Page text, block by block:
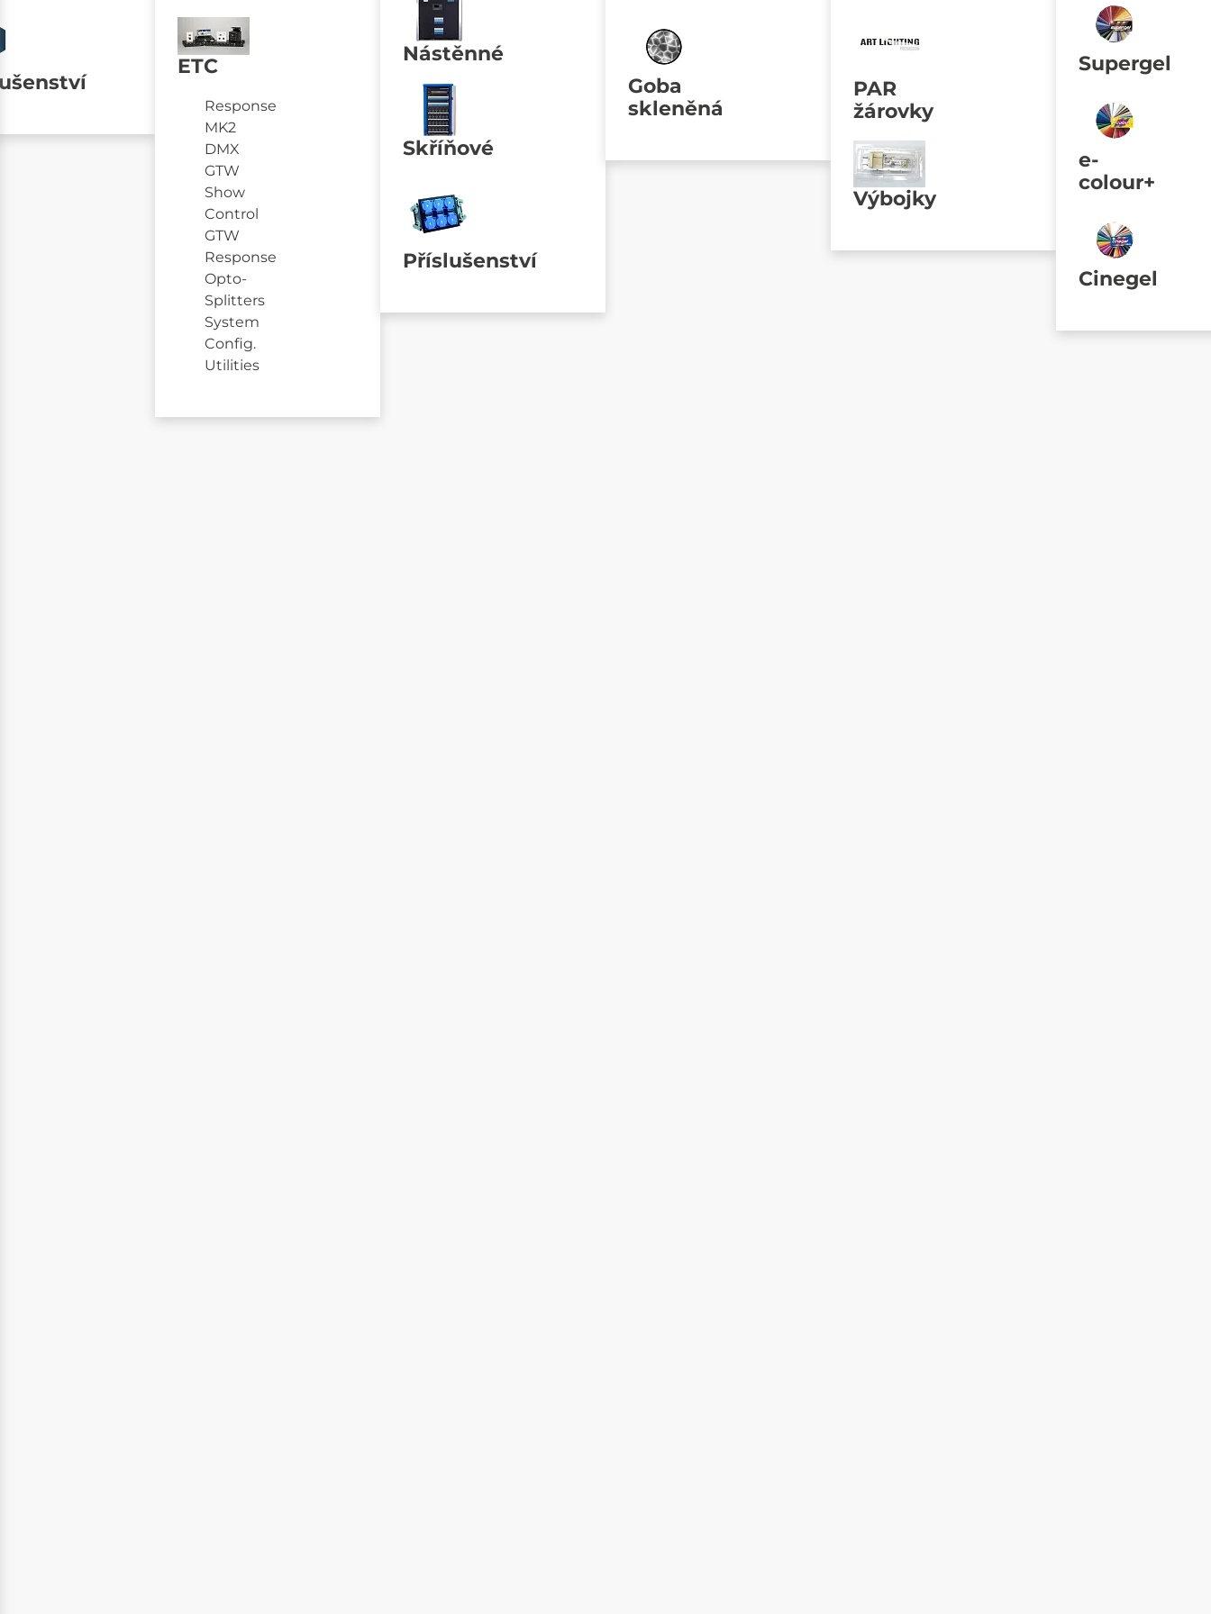
ETC
Response
MK2
DMX
GTW
Show
Control
GTW
Response
Opto-
Splitters
System
Config.
Utilities
Nástěnné
Skříňové
Příslušenství
Goba
skleněná
PAR
žárovky
Výbojky
Supergel
e-
colour+
Cinegel